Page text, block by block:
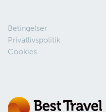
Betingelser
Privatlivspolitik
Cookies